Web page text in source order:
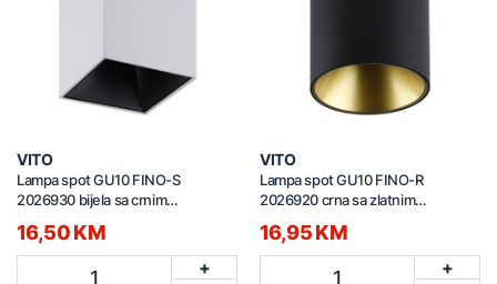
VITO
Lampa spot GU10 FINO-S
2026930 bijela sa crnim
16,50 KM
1
+
VITO
Lampa spot GU10 FINO-R
2026920 crna sa zlatnim
16,95 KM
1
+